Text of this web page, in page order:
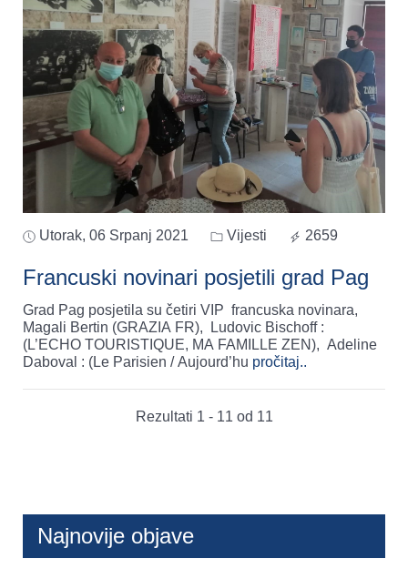
Utorak, 06 Srpanj 2021 Vijesti 2659
Francuski novinari posjetili grad Pag
Grad Pag posjetila su četiri VIP francuska novinara,
Magali Bertin (GRAZIA FR), Ludovic Bischoff :
(L’ECHO TOURISTIQUE, MA FAMILLE ZEN), Adeline
Daboval : (Le Parisien / Aujourd’hu pročitaj..
Rezultati 1 - 11 od 11
Najnovije objave